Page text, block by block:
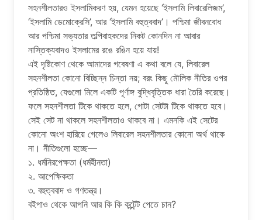
সহনশীলতারও ইসলামিকরণ হয়, যেমন হয়েছে ‘ইসলামি লিবারেলিজম’,
‘ইসলামি ডেমোক্রেসি’, আর ‘ইসলামি বহুত্ববাদ’। পশ্চিমা জীবনবোধ
আর পশ্চিমা সভ্যতার তল্পিবাহকদের নিকট কোনদিন না আবার
নাস্তিক্যবাদও ইসলামের রঙে রঙিন হয়ে যায়!
এই দৃষ্টিকোণ থেকে আমাদের গবেষণা এ কথা বলে যে, লিবারেল
সহনশীলতা কোনো বিচ্ছিন্ন চিন্তা নয়; বরং কিছু মৌলিক নীতির ওপর
প্রতিষ্ঠিত, যেগুলো মিলে একটি পূর্ণাঙ্গ বুদ্ধিবৃত্তিক ধারা তৈরি করেছে।
ফলে সহনশীলতা টিকে থাকতে হলে, গোটা সেটটা টিকে থাকতে হবে।
সেই সেট না থাকলে সহনশীলতাও থাকবে না। এমনকি এই সেটের
কোনো অংশ হারিয়ে গেলেও লিবারেল সহনশীলতার কোনো অর্থ থাকে
না। নীতিগুলো হচ্ছে—
১. ধর্মনিরপেক্ষতা (ধর্মহীনতা)
২. আপেক্ষিকতা
৩. বহুত্ববাদ ও গণতন্ত্র।
বইপাও থেকে আপনি আর কি কি কন্টেন্ট পেতে চান?